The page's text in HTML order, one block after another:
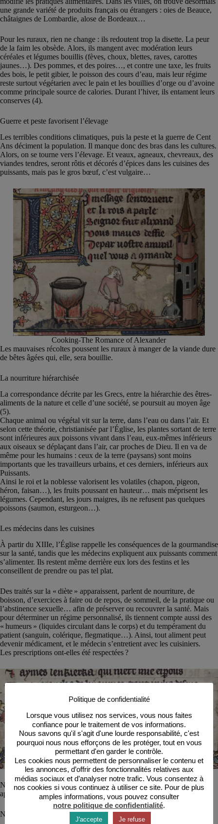
une grande variété de produits français ou étrangers : oies de Beauce,
châtaignes de Lombardie, alose de Bordeaux…
Pour les ruraux, rien ne change : ils redoutent trop la disette. La peur
de la faim les obsède. Alors, ils mangent avec modération leurs
céréales et légumes bouillis (fèves, choux, blettes, raves, carottes
jaunes…). Des pommes, et des poires…, et contre une taxe, les fruits
des bois, le petit gibier, le poisson des cours d’eau, mais leur régime
reste surtout végétarien avec le pain et les bouillies d’orge ou d’avoine
comme principale source de calories. Durant l’hiver, ils entament leurs
conserves (4).
Guerre et peste favorisent l’élevage
Les terribles conditions climatiques, puis la peste et la guerre de Cent
Ans déciment la population. Il manque donc des bras dans les cultures.
Alors, on se tourne vers l’élevage. Et veaux, agneaux, chevreaux, des
viandes tendres, seront rôtis et décorés d’épices dans les cuisines des
puissants, mais pas le gros bœuf, c’est vulgaire…
Cooking-The Romance of Alexander
Les mauvaises récoltes poussent les ruraux à manger de la viande dure
de bêtes âgées qui, elle, sera bouillie.
La nourriture hiérarchisée
La correspondance décrite par les Grecs, entre la hiérarchie des êtres-
aliments de la nature et celle d’une société, se poursuit au moyen âge
(5).
Chaque animal ou végétal vit sur la terre, dans l’eau ou dans l’air. Et
selon cette théorie, christianisée par l’Église, les plantes sortant de terre
sont inférieures aux poissons vivant dans l’eau, eux-mêmes inférieurs
aux oiseaux se déplaçant dans l’air, car proches de Dieu. Il en va de
même pour les humains : ceux de la terre (paysans) sont moins
importants que les travailleurs urbains, et ces derniers, inférieurs aux
Puissants.
Ainsi le roi et la noblesse valorisent les volatiles (chapon, pigeon,
héron, faisan…), les fruits poussant en hauteur… mais méprisent les
légumes. Cependant, les jours maigres, ils ne refusent pas quelques
poissons (saumon, esturgeon…).
Les médecins dans les cuisines
À partir du XIIIe, l’Église rappelle les conséquences de la gourmandise
sur la santé, tandis que les médecins expliquent aux puissants comment
s’alimenter. Ils restent même derrière eux lors des festins et les
conseillent de prendre ou pas tel plat.
Des traités sur la « diète » apparaissent, parlent de nourriture, de
boisson, d’exercices à faire ou de repos, de sommeil, de la pratique ou
l’abstinence sexuelle… afin de préserver ou recouvrer la santé. Mais
pour déterminer un régime personnalisé, ils tiennent compte aussi des
« humeurs » (liquides circulant dans le corps) et du tempérament du
patient (sanguin, colérique, flegmatique…). Ainsi, tout aliment peut
devenir médicament, et le médecin s’entretient avec les cuisiniers.
Les prescriptions ont-elles été respectées ?
Notons que le sucre, produit de luxe apparu au XIVe, vendu par les
apothicaires, est utilisé comme un remède. (6)
Notes
Politique de confidentialité
Lorsque vous utilisez nos services, vous nous faites
confiance pour le traitement de vos informations.
Nous savons qu'il s'agit d'une lourde responsabilité, c'est
pourquoi nous nous efforçons de les protéger, tout en vous
permettant d'en garder le contrôle.
Les cookies nous permettent de personnaliser le contenu et
les annonces, d’offrir des fonctionnalités relatives aux
médias sociaux et d’analyser notre trafic. Vous consentez à
nos cookies si vous continuez à utiliser ce site. Pour de plus
amples informations, vous pouvez consulter
notre politique de confidentialité.
J'accepte Je refuse